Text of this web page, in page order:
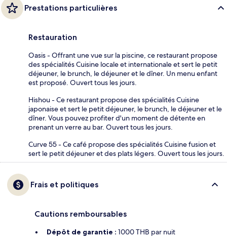
Prestations particulières
Restauration
Oasis - Offrant une vue sur la piscine, ce restaurant propose
des spécialités Cuisine locale et internationale et sert le petit
déjeuner, le brunch, le déjeuner et le dîner. Un menu enfant
est proposé. Ouvert tous les jours.
Hishou - Ce restaurant propose des spécialités Cuisine
japonaise et sert le petit déjeuner, le brunch, le déjeuner et le
dîner. Vous pouvez profiter d'un moment de détente en
prenant un verre au bar. Ouvert tous les jours.
Curve 55 - Ce café propose des spécialités Cuisine fusion et
sert le petit déjeuner et des plats légers. Ouvert tous les jours.
Frais et politiques
Cautions remboursables
Dépôt de garantie : 1000 THB par nuit